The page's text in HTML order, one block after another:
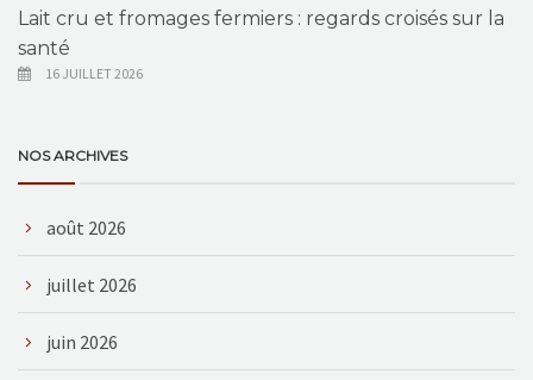
Lait cru et fromages fermiers : regards croisés sur la
santé
16 JUILLET 2026
NOS ARCHIVES
août 2026
juillet 2026
juin 2026